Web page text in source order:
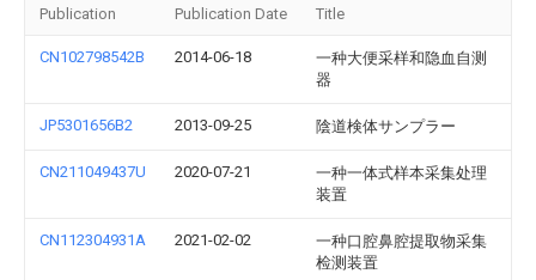
Publication Publication Date Title
CN102798542B 2014-06-18
一种大便采样和隐血自测
器
JP5301656B2 2013-09-25 陰道検体サンプラー
CN211049437U 2020-07-21
一种一体式样本采集处理
装置
CN112304931A 2021-02-02
一种口腔鼻腔提取物采集
检测装置